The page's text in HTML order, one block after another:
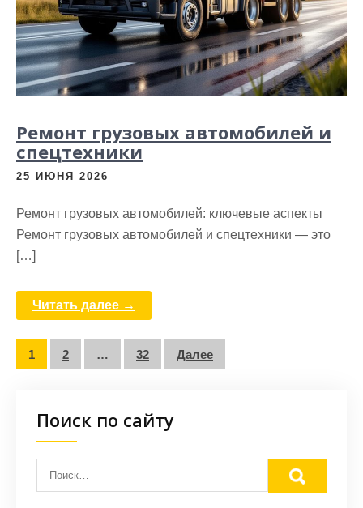
Ремонт грузовых автомобилей и
спецтехники
25 ИЮНЯ 2026
Ремонт грузовых автомобилей: ключевые аспекты
Ремонт грузовых автомобилей и спецтехники — это
[…]
Читать далее →
Пагинация
записей
1 2 … 32 Далее
Поиск по сайту